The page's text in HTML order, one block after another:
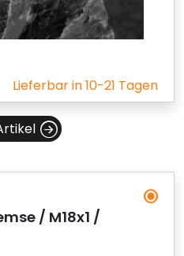
Lieferbar in 10-21 Tagen
/ M18x1 /